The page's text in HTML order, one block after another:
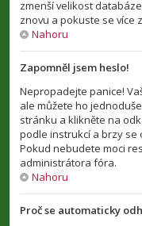
zmenší velikost
znovu a pokuste se více
Nahoru
Zapomněl jsem heslo!
Nepropadejte panice!
ale můžete ho
stránku a klikněte na
podle instrukcí a brzy se
Pokud nebudete moci
administrátora fóra.
Nahoru
Proč se automaticky